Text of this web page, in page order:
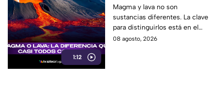
1:12
la explicación
Magma y lava no son
sustancias diferentes. La clave
para distinguirlos está en el
lugar donde se encuentra el
08 agosto, 2026